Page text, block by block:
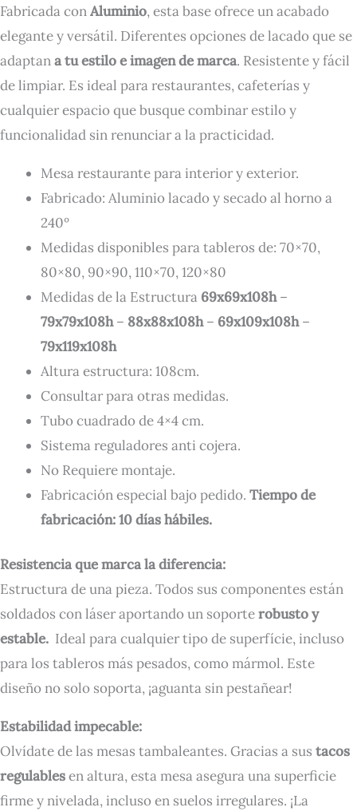
Fabricada conAluminio, esta base ofrece un acabado
elegante y versátil. Diferentes opciones de lacado que se
adaptana tu estilo e imagen de marca. Resistente y fácil
de limpiar. Es ideal para restaurantes, cafeterías y
cualquier espacio que busque combinar estilo y
funcionalidad sin renunciar a la practicidad.
Mesa restaurante para interior y exterior.
Fabricado: Aluminio lacado y secado al horno a
240º
Medidas disponibles para tableros de: 70×70,
80×80, 90×90, 110×70, 120×80
Medidas de la Estructura 69x69x108h–
79x79x108h– 88x88x108h– 69x109x108h–
79x119x108h
Altura estructura: 108cm.
Consultar para otras medidas.
Tubo cuadrado de 4×4 cm.
Sistema reguladores anti cojera.
No Requiere montaje.
Fabricación especial bajo pedido. Tiempo de
fabricación: 10 días hábiles.
Resistencia que marca la diferencia:
Estructura de una pieza. Todos sus componentes están
soldados con láser aportando un soporterobusto y
estable. Ideal para cualquier tipo de superfície, incluso
para los tableros más pesados, como mármol. Este
diseño no solo soporta, ¡aguanta sin pestañear!
Estabilidad impecable:
Olvídate de las mesas tambaleantes. Gracias a sus tacos
regulablesen altura, esta mesa asegura una superficie
firme y nivelada, incluso en suelos irregulares. ¡La